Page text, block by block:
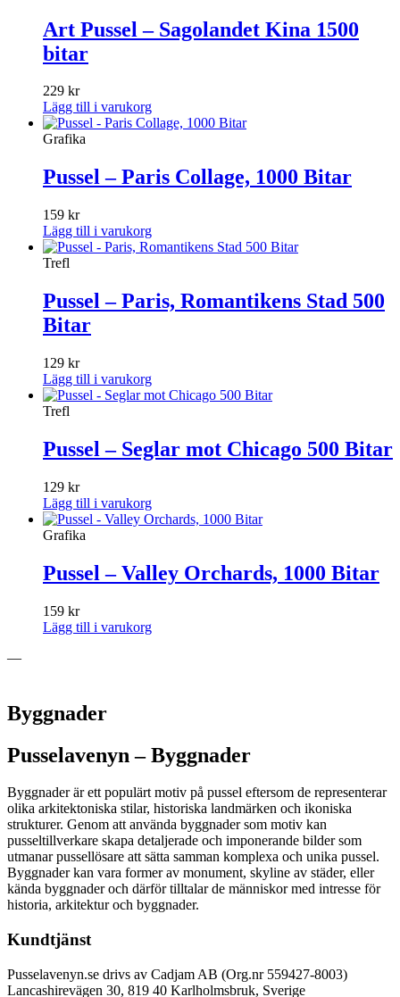
Art Pussel – Sagolandet Kina 1500
bitar
229 kr
Lägg till i varukorg
Grafika
Pussel – Paris Collage, 1000 Bitar
159 kr
Lägg till i varukorg
Trefl
Pussel – Paris, Romantikens Stad 500
Bitar
129 kr
Lägg till i varukorg
Trefl
Pussel – Seglar mot Chicago 500 Bitar
129 kr
Lägg till i varukorg
Grafika
Pussel – Valley Orchards, 1000 Bitar
159 kr
Lägg till i varukorg
—
Byggnader
Pusselavenyn – Byggnader
Byggnader är ett populärt motiv på pussel eftersom de representerar
olika arkitektoniska stilar, historiska landmärken och ikoniska
strukturer. Genom att använda byggnader som motiv kan
pusseltillverkare skapa detaljerade och imponerande bilder som
utmanar pussellösare att sätta samman komplexa och unika pussel.
Byggnader kan vara former av monument, skyline av städer, eller
kända byggnader och därför tilltalar de människor med intresse för
historia, arkitektur och byggnader.
Kundtjänst
Pusselavenyn.se drivs av Cadjam AB (Org.nr 559427-8003)
Lancashirevägen 30, 819 40 Karlholmsbruk, Sverige